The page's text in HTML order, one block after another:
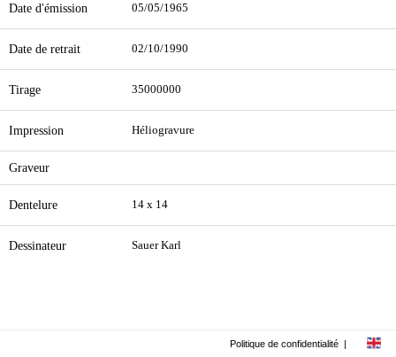
Date d'émission 05/05/1965
Date de retrait 02/10/1990
Tirage 35000000
Impression Héliogravure
Graveur
Dentelure 14 x 14
Dessinateur Sauer Karl
Politique de confidentialité |